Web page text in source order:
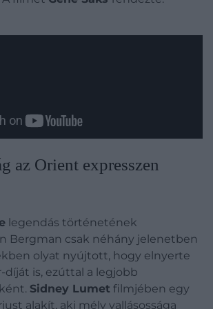
az Orient expresszen
legendás történetének
Bergman csak néhány jelenetben
olyat nyújtott, hogy elnyerte
díját is, ezúttal a legjobb
Sidney Lumet filmjében egy
alakít, aki mély vallásossága